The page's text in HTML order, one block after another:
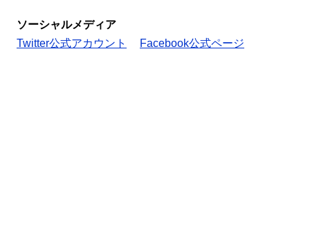
ソーシャルメディア
Twitter公式アカウント
Facebook公式ページ